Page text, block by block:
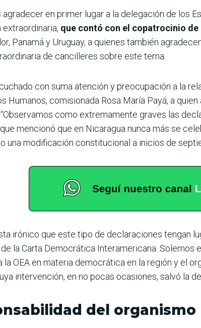
agradecer en primer lugar a la delegación de los
que contó con el copatrocinio de
Panamá y Uruguay, a quienes también
de cancilleres sobre este tema.
con suma atención y preocupación a la
Humanos, comisionada Rosa María Payá, a
como extremamente graves las
mencionó que en Nicaragua nunca más se
una modificación constitucional a inicios de
irónico que este tipo de declaraciones tengan
la Carta Democrática Interamericana.
la OEA en materia democrática en la región y el
intervención, en no pocas ocasiones, salvó la
del organismo